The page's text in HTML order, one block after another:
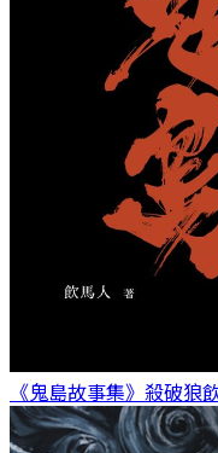
《鬼島故事集》殺破狼